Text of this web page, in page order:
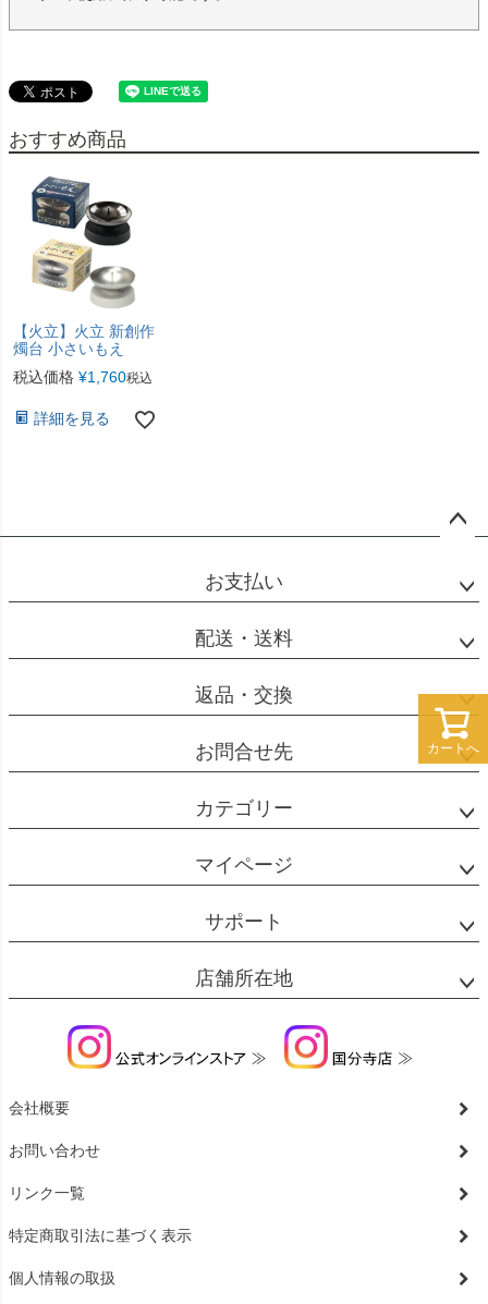
カートへ
おすすめ商品
【火立】火立 新創作
燭台 小さいもえ
税込価格 ¥1,760税込
詳細を見る
ップ
お支払い
配送・送料
返品・交換
お問合せ先
カテゴリー
マイページ
サポート
店舗所在地
会社概要
お問い合わせ
リンク一覧
特定商取引法に基づく表示
個人情報の取扱